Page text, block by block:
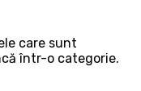
care sunt
într-o categorie.